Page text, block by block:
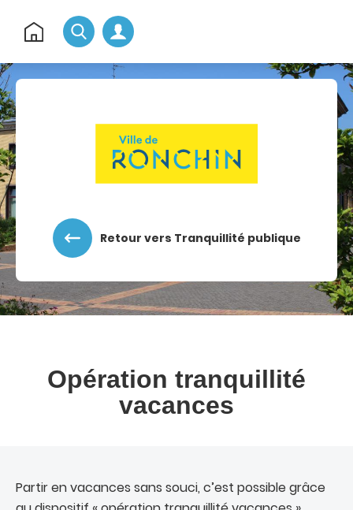
Accéder au menu
Retour
l'accueil
Rechercher
Retour vers Tranquillité publique
Opération tranquillité
vacances
Partir en vacances sans souci, c’est possible grâce